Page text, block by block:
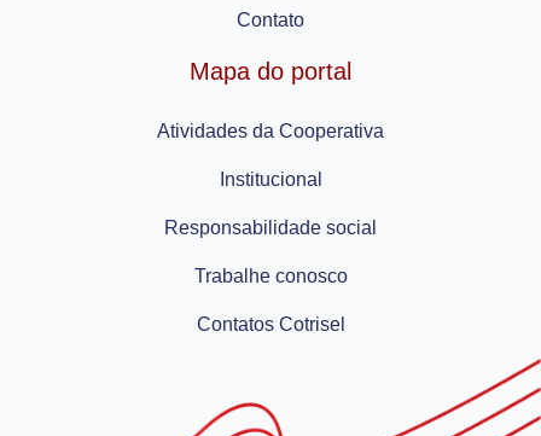
Contato
Mapa do portal
Atividades da Cooperativa
Institucional
Responsabilidade social
Trabalhe conosco
Contatos Cotrisel